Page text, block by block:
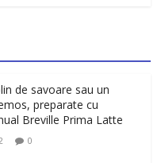
de savoare sau un
preparate cu
Breville Prima Latte
0